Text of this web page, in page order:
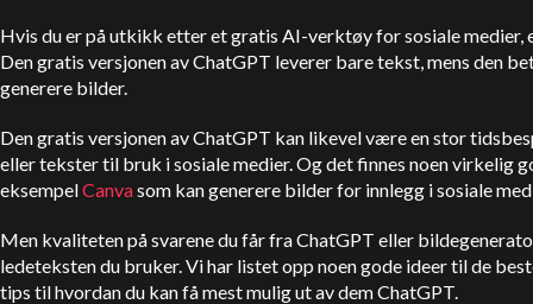
Hvis du er på utkikk etter et gratis AI-verktøy for sosiale medier,
Den gratis versjonen avChatGPT leverer bare tekst, mens den
generere bilder.
Den gratis versjonen avChatGPT kan likevel være en stor
eller tekster til bruk i sosiale medier. Og det finnes noen
eksempelCanvasom kan generere bilder for innlegg i sosiale
Men kvaliteten på svarene du får fraChatGPT eller
ledeteksten du bruker. Vi har listet opp noen gode ideer til de
tips til hvordan du kan få mest mulig ut av demChatGPT.